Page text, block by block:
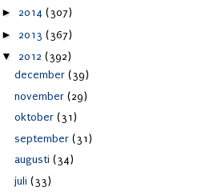
► 2014 (307)
► 2013 (367)
▼ 2012 (392)
december (39)
november (29)
oktober (31)
september (31)
augusti (34)
juli (33)